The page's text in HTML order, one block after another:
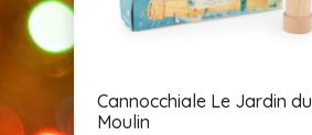
Cannocchiale Le Jardin du
Moulin